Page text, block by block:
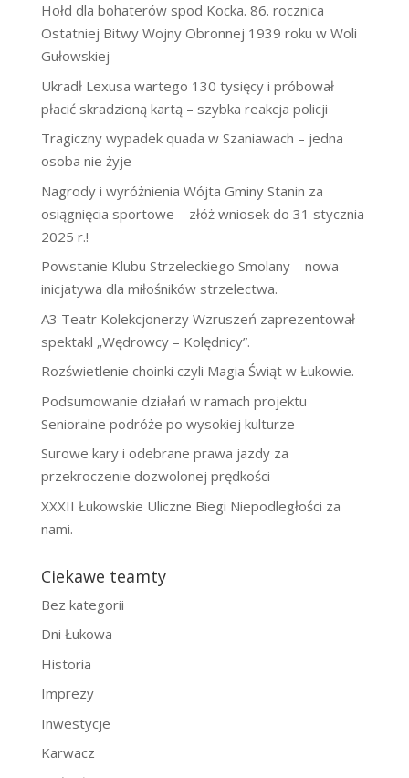
Hołd dla bohaterów spod Kocka. 86. rocznica
Ostatniej Bitwy Wojny Obronnej 1939 roku w Woli
Gułowskiej
Ukradł Lexusa wartego 130 tysięcy i próbował
płacić skradzioną kartą – szybka reakcja policji
Tragiczny wypadek quada w Szaniawach – jedna
osoba nie żyje
Nagrody i wyróżnienia Wójta Gminy Stanin za
osiągnięcia sportowe – złóż wniosek do 31 stycznia
2025 r.!
Powstanie Klubu Strzeleckiego Smolany – nowa
inicjatywa dla miłośników strzelectwa.
A3 Teatr Kolekcjonerzy Wzruszeń zaprezentował
spektakl „Wędrowcy – Kolędnicy”.
Rozświetlenie choinki czyli Magia Świąt w Łukowie.
Podsumowanie działań w ramach projektu
Senioralne podróże po wysokiej kulturze
Surowe kary i odebrane prawa jazdy za
przekroczenie dozwolonej prędkości
XXXII Łukowskie Uliczne Biegi Niepodległości za
nami.
Ciekawe teamty
Bez kategorii
Dni Łukowa
Historia
Imprezy
Inwestycje
Karwacz